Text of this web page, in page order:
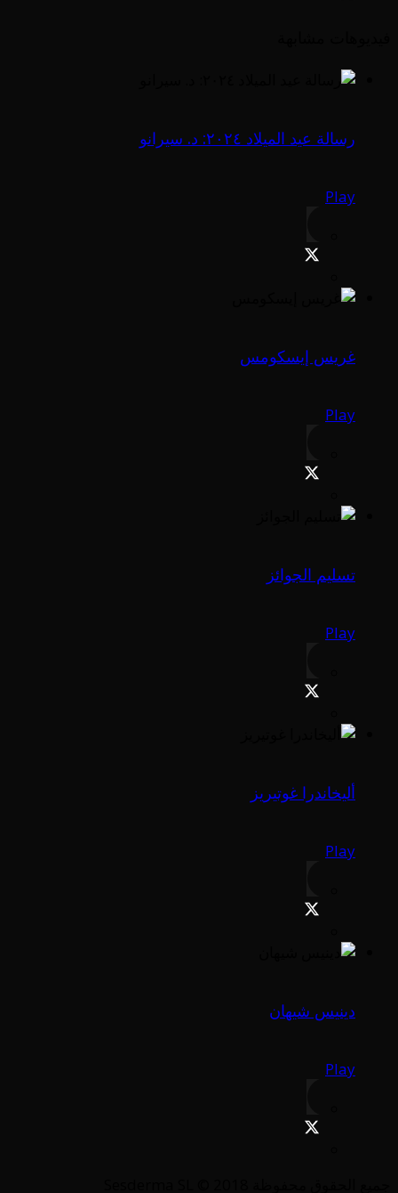
رسالة عيد الميلاد ٢٠٢٤: د. سيرانو
Play
غريس إيسكومس
Play
تسليم الجوائز
Play
أليخاندرا غوتيريز
Play
دينيس شيهان
Play